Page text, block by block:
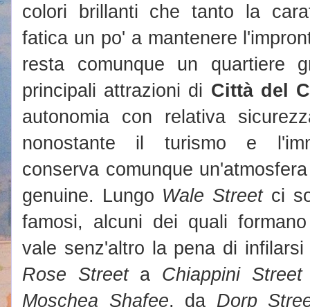
colori brillanti che tanto la
fatica un po' a mantenere
resta comunque un quartiere
principali attrazioni di Città del
autonomia con relativa
nonostante il turismo e
conserva comunque
genuine. Lungo Wale Streetci
famosi, alcuni dei quali
vale senz'altro la pena di
Rose Streeta Chiappini Street
Moschea Shafee, da Dorp